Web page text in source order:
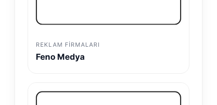
REKLAM FIRMALARI
Feno Medya